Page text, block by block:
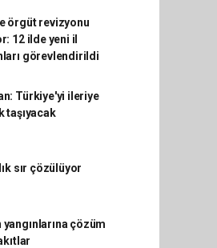
örgüt revizyonu
12 ilde yeni il
görevlendirildi
Türkiye'yi ileriye
taşıyacak
sır çözülüyor
yangınlarına çözüm